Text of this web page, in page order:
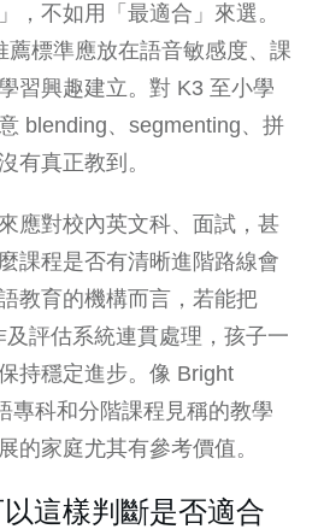
，不如用「最適合」來選。
薦標準應放在語音敏感度、課
習興趣建立。對 K3 至小學
blending、segmenting、拼
有真正教到。
應對校內英文科、面試，甚
麼課程是否有清晰進階路線會
教育的機構而言，若能把
評估系統連貫處理，孩子一
持穩定進步。像 Bright
專科和分階課程 見稱的教學
的家庭尤其有參考價值。
這樣判斷是否適合